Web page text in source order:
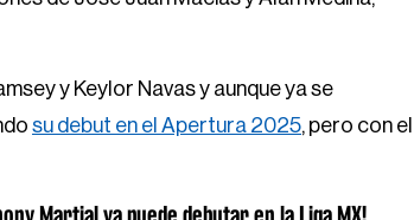
y Keylor Navas y aunque ya se
su debut en el Apertura 2025 , pero con el
Martial ya puede debutar en la Liga MX!